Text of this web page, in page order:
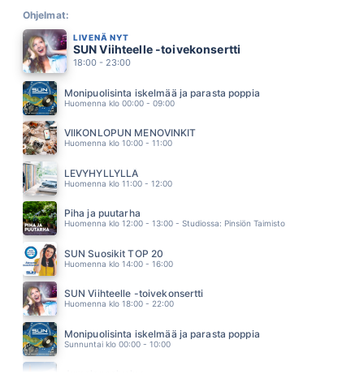
UNELMAVÄVYT
13.34
OLET UNENI KAUNEIN
JOHANNA KURKELA
13.27
ARTTU WISKARI
13.20
JUICE LESKINEN
13.11
FINLANDERS
13.07
Ohjelmat:
LIVENÄ NYT
SUN Viihteelle -toivekonsertti
18:00 - 23:00
Monipuolisinta iskelmää ja parasta poppia
Huomenna klo 00:00 - 09:00
VIIKONLOPUN MENOVINKIT
Huomenna klo 10:00 - 11:00
LEVYHYLLYLLÄ
Huomenna klo 11:00 - 12:00
Piha ja puutarha
Huomenna klo 12:00 - 13:00 - Studiossa: Pinsiön Taimisto
SUN Suosikit TOP 20
Huomenna klo 14:00 - 16:00
SUN Viihteelle -toivekonsertti
Huomenna klo 18:00 - 22:00
Monipuolisinta iskelmää ja parasta poppia
Sunnuntai klo 00:00 - 10:00